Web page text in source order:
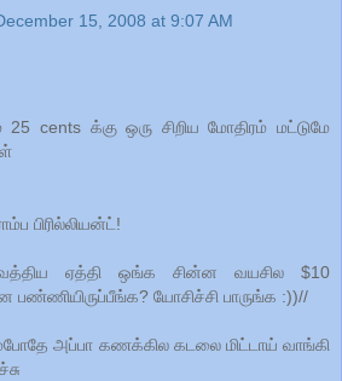
15, 2008 at 9:07 AM
cents க்கு ஒரு சிறிய மோதிரம் மட்டுமே
பிரில்லியன்ட்!
ஏத்தி ஒங்க சின்ன வயசில $10
பண்ணியிருப்பீங்க? யோசிச்சி பாருங்க :))//
அப்பா கணக்கில கடலை மிட்டாய் வாங்கி